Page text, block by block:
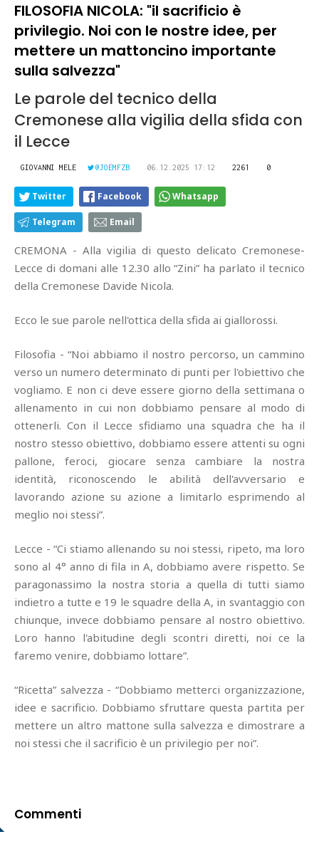
FILOSOFIA NICOLA: "il sacrificio è
privilegio. Noi con le nostre idee, per
mettere un mattoncino importante
sulla salvezza"
Le parole del tecnico della
Cremonese alla vigilia della sfida con
il Lecce
GIOVANNI MELE @JOEMFZB 06.12.2025 17:12 2261 0
Twitter Facebook Whatsapp
Telegram Email
CREMONA - Alla vigilia di questo delicato Cremonese-
Lecce di domani alle 12.30 allo “Zini” ha parlato il tecnico
della Cremonese Davide Nicola.
Ecco le sue parole nell'ottica della sfida ai giallorossi.
Filosofia - “Noi abbiamo il nostro percorso, un cammino
verso un numero determinato di punti per l'obiettivo che
vogliamo. E non ci deve essere giorno della settimana o
allenamento in cui non dobbiamo pensare al modo di
ottenerli. Con il Lecce sfidiamo una squadra che ha il
nostro stesso obiettivo, dobbiamo essere attenti su ogni
pallone, feroci, giocare senza cambiare la nostra
identità, riconoscendo le abilità dell'avversario e
lavorando azione su azione a limitarlo esprimendo al
meglio noi stessi”.
Lecce - “Ci stiamo allenando su noi stessi, ripeto, ma loro
sono al 4° anno di fila in A, dobbiamo avere rispetto. Se
paragonassimo la nostra storia a quella di tutti siamo
indietro a tutte e 19 le squadre della A, in svantaggio con
chiunque, invece dobbiamo pensare al nostro obiettivo.
Loro hanno l'abitudine degli scontri diretti, noi ce la
faremo venire, dobbiamo lottare”.
“Ricetta” salvezza - “Dobbiamo metterci organizzazione,
idee e sacrificio. Dobbiamo sfruttare questa partita per
mettere un altro mattone sulla salvezza e dimostrare a
noi stessi che il sacrificio è un privilegio per noi”.
Commenti